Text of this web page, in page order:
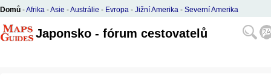
Domů -Afrika -Asie -Austrálie - Evropa - Jižní Amerika - Severní Amerika
Japonsko - fórum cestovatelů